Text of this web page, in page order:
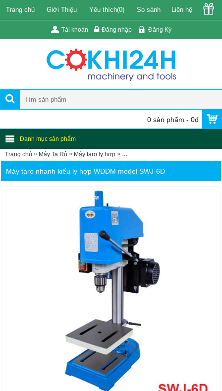
Trang chủ Giới Thiệu Yêu thích(0) So sánh Liên hệ
Tài khoản Đăng nhập Đăng Ký
0 sản phẩm - 0đ
Danh mục sản phẩm
Trang chủ » Máy Ta Rô » Máy taro ly hợp » Máy ta rô bằng ly hợp SWJ-6D (Taro
Máy taro nhanh kiểu ly hợp WDDM model SWJ-6D